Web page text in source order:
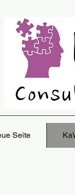
Seite